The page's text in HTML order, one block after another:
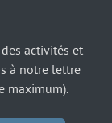
activités et
à notre lettre
maximum).